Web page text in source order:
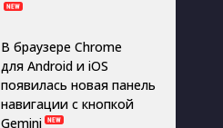
В браузере Chrome
для Android и iOS
появилась новая панель
навигации с кнопкой
Gemini